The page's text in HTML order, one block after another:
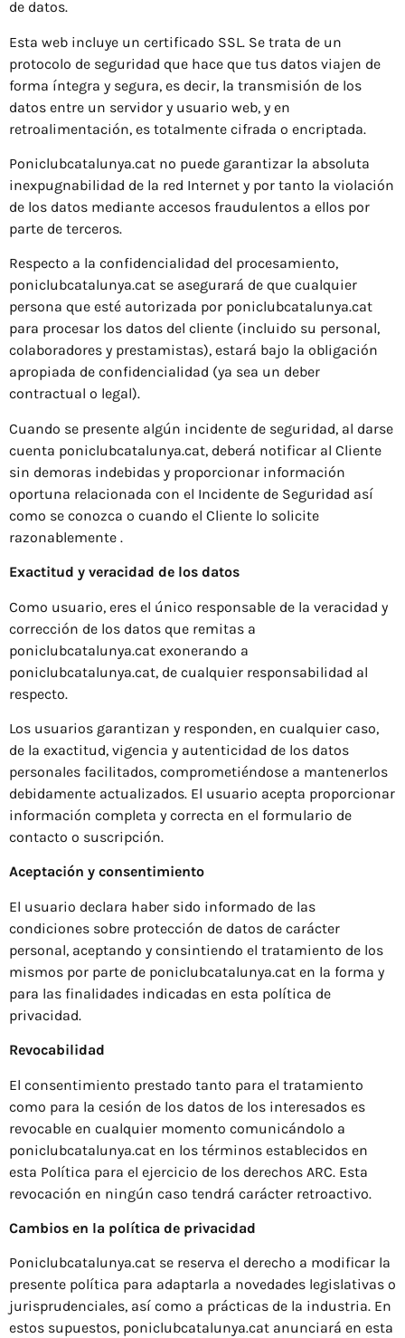
de datos.
Esta web incluye un certificado SSL. Se trata de un
protocolo de seguridad que hace que tus datos viajen de
forma íntegra y segura, es decir, la transmisión de los
datos entre un servidor y usuario web, y en
retroalimentación, es totalmente cifrada o encriptada.
Poniclubcatalunya.cat no puede garantizar la absoluta
inexpugnabilidad de la red Internet y por tanto la violación
de los datos mediante accesos fraudulentos a ellos por
parte de terceros.
Respecto a la confidencialidad del procesamiento,
poniclubcatalunya.cat se asegurará de que cualquier
persona que esté autorizada por poniclubcatalunya.cat
para procesar los datos del cliente (incluido su personal,
colaboradores y prestamistas), estará bajo la obligación
apropiada de confidencialidad (ya sea un deber
contractual o legal).
Cuando se presente algún incidente de seguridad, al darse
cuenta poniclubcatalunya.cat, deberá notificar al Cliente
sin demoras indebidas y proporcionar información
oportuna relacionada con el Incidente de Seguridad así
como se conozca o cuando el Cliente lo solicite
razonablemente .
Exactitud y veracidad de los datos
Como usuario, eres el único responsable de la veracidad y
corrección de los datos que remitas a
poniclubcatalunya.cat exonerando a
poniclubcatalunya.cat, de cualquier responsabilidad al
respecto.
Los usuarios garantizan y responden, en cualquier caso,
de la exactitud, vigencia y autenticidad de los datos
personales facilitados, comprometiéndose a mantenerlos
debidamente actualizados. El usuario acepta proporcionar
información completa y correcta en el formulario de
contacto o suscripción.
Aceptación y consentimiento
El usuario declara haber sido informado de las
condiciones sobre protección de datos de carácter
personal, aceptando y consintiendo el tratamiento de los
mismos por parte de poniclubcatalunya.cat en la forma y
para las finalidades indicadas en esta política de
privacidad.
Revocabilidad
El consentimiento prestado tanto para el tratamiento
como para la cesión de los datos de los interesados ​​es
revocable en cualquier momento comunicándolo a
poniclubcatalunya.cat en los términos establecidos en
esta Política para el ejercicio de los derechos ARC. Esta
revocación en ningún caso tendrá carácter retroactivo.
Cambios en la política de privacidad
Poniclubcatalunya.cat se reserva el derecho a modificar la
presente política para adaptarla a novedades legislativas o
jurisprudenciales, así como a prácticas de la industria. En
estos supuestos, poniclubcatalunya.cat anunciará en esta